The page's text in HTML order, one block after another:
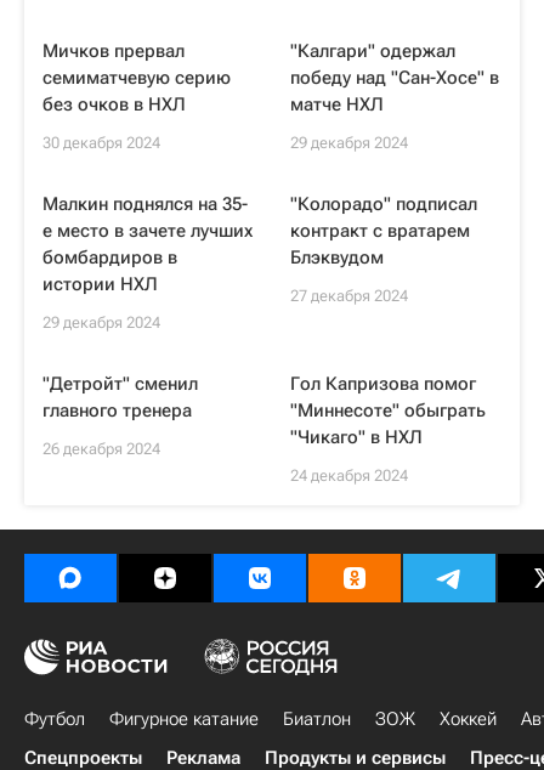
Мичков прервал
семиматчевую серию
без очков в НХЛ
30 декабря 2024
"Калгари" одержал
победу над "Сан-Хосе" в
матче НХЛ
29 декабря 2024
Малкин поднялся на 35-
е место в зачете лучших
бомбардиров в
истории НХЛ
29 декабря 2024
"Колорадо" подписал
контракт с вратарем
Блэквудом
27 декабря 2024
"Детройт" сменил
главного тренера
26 декабря 2024
Гол Капризова помог
"Миннесоте" обыграть
"Чикаго" в НХЛ
24 декабря 2024
Футбол Фигурное катание Биатлон ЗОЖ Хоккей
Спецпроекты
Реклама Продукты и сервисы Пресс-